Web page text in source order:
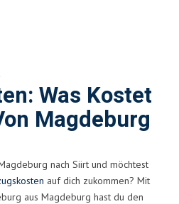
Was Kostet
Magdeburg
nach Siirt und möchtest
auf dich zukommen? Mit
aus Magdeburg hast du den